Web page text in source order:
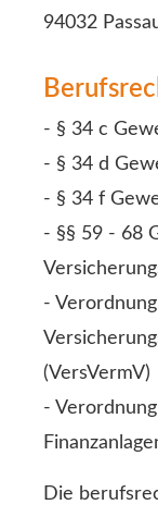
94032
- § 34 c
- § 34 d
- § 34 f
- §§ 59 - 68
-
(VersVermV)
-
Die